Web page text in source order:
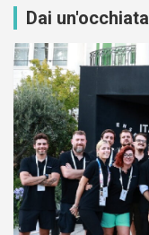
Dai un'occhiata